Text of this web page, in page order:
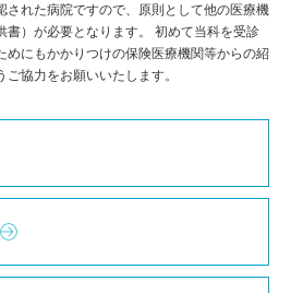
された病院ですので、原則として他の医療機
書）が必要となります。 初めて当科を受診
めにもかかりつけの保険医療機関等からの紹
協力をお願いいたします。